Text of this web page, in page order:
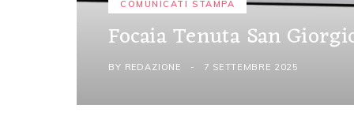
COMUNICATI STAMPA
Focaia Tenuta San
BY REDAZIONE 7 SETTEMBRE 2025